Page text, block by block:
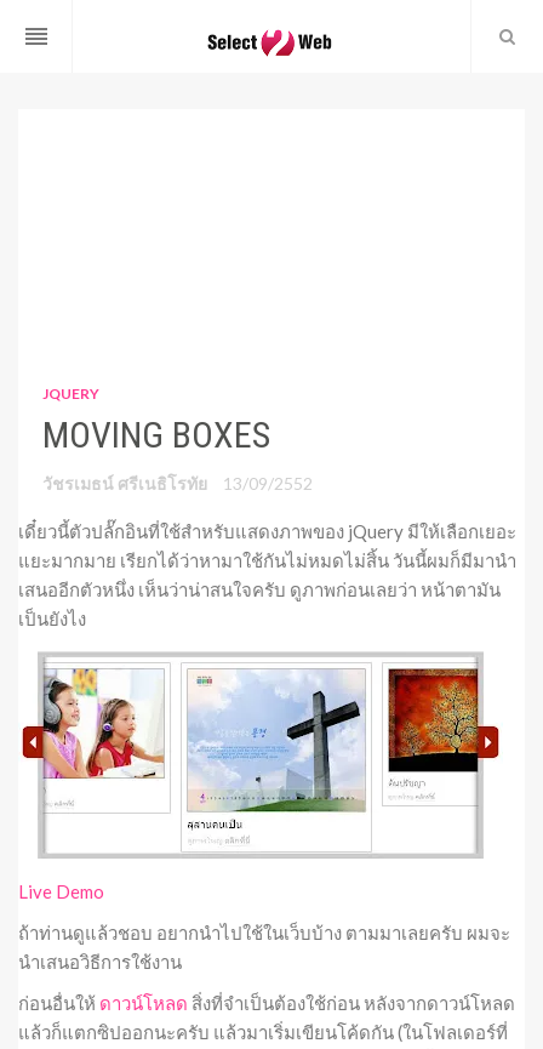
reorder
JQUERY
MOVING BOXES
วัชรเมธน์ ศรีเนธิโรทัย 13/09/2552
เดี๋ยวนี้ตัวปลั๊กอินที่ใช้สำหรับแสดงภาพของ jQuery มีให้เลือกเยอะ
แยะมากมาย เรียกได้ว่าหามาใช้กันไม่หมดไม่สิ้น วันนี้ผมก็มีมานำ
เสนออีกตัวหนึ่ง เห็นว่าน่าสนใจครับ ดูภาพก่อนเลยว่า หน้าตามัน
เป็นยังไง
Live Demo
ถ้าท่านดูแล้วชอบ อยากนำไปใช้ในเว็บบ้าง ตามมาเลยครับ ผมจะ
นำเสนอวิธีการใช้งาน
ก่อนอื่นให้ ดาวน์โหลด สิ่งที่จำเป็นต้องใช้ก่อน หลังจากดาวน์โหลด
แล้วก็แตกซิปออกนะครับ แล้วมาเริ่มเขียนโค้ดกัน (ในโฟลเดอร์ที่